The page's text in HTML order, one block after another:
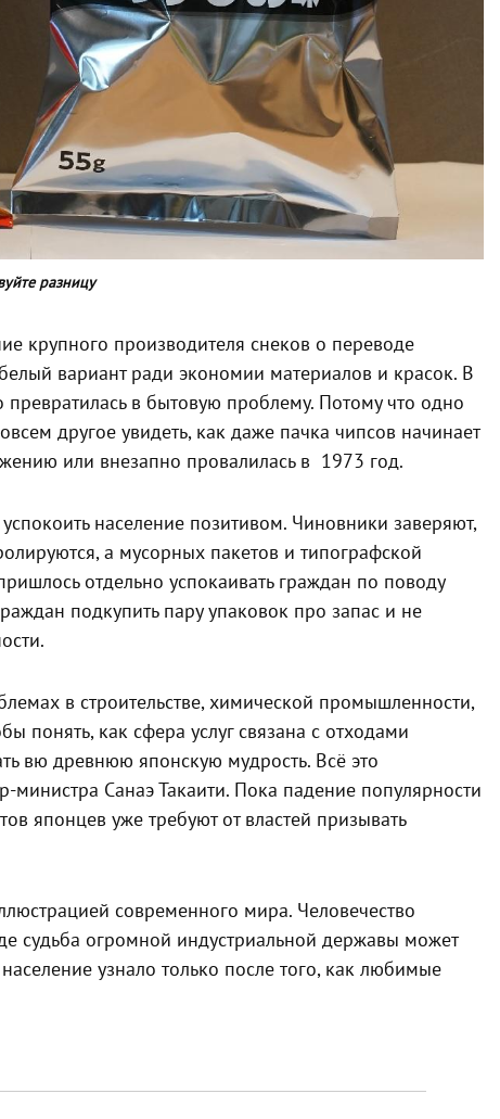
разницу
крупного производителя снеков о переводе
вариант ради экономии материалов и красок. В
превратилась в бытовую проблему. Потому что одно
другое увидеть, как даже пачка чипсов начинает
или внезапно провалилась в 1973 год.
население позитивом. Чиновники заверяют,
а мусорных пакетов и типографской
отдельно успокаивать граждан по поводу
подкупить пару упаковок про запас и не
в строительстве, химической промышленности,
понять, как сфера услуг связана с отходами
вю древнюю японскую мудрость. Всё это
министра Санаэ Такаити. Пока падение популярности
японцев уже требуют от властей призывать
современного мира. Человечество
судьба огромной индустриальной державы может
узнало только после того, как любимые